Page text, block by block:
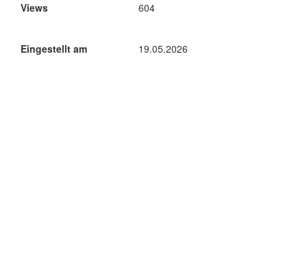
Views
604
Eingestellt am 19.05.2026